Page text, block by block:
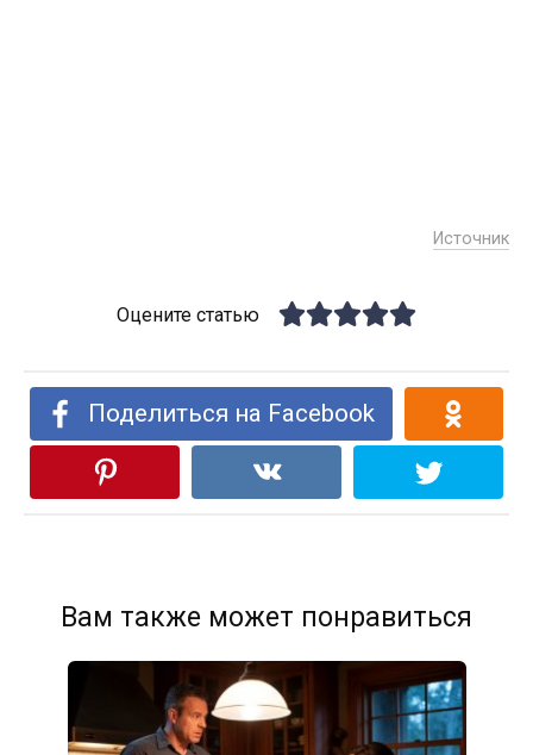
Источник
Оцените статью
Поделиться на Facebook
Вам также может понравиться